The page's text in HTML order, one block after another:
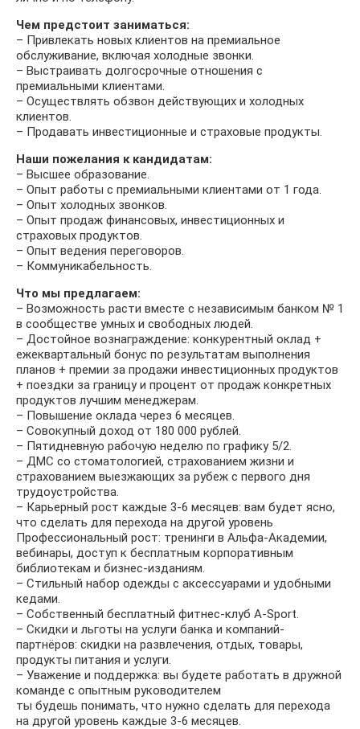
Чем предстоит заниматься:
– Привлекать новых клиентов на премиальное
обслуживание, включая холодные звонки.
– Выстраивать долгосрочные отношения с
премиальными клиентами.
– Осуществлять обзвон действующих и холодных
клиентов.
– Продавать инвестиционные и страховые продукты.
Наши пожелания к кандидатам:
– Высшее образование.
– Опыт работы с премиальными клиентами от 1 года.
– Опыт холодных звонков.
– Опыт продаж финансовых, инвестиционных и
страховых продуктов.
– Опыт ведения переговоров.
– Коммуникабельность.
Что мы предлагаем:
– Возможность расти вместе с независимым банком № 1
в сообществе умных и свободных людей.
– Достойное вознаграждение: конкурентный оклад +
ежеквартальный бонус по результатам выполнения
планов + премии за продажи инвестиционных продуктов
+ поездки за границу и процент от продаж конкретных
продуктов лучшим менеджерам.
– Повышение оклада через 6 месяцев.
– Совокупный доход от 180 000 рублей.
– Пятидневную рабочую неделю по графику 5/2.
– ДМС со стоматологией, страхованием жизни и
страхованием выезжающих за рубеж с первого дня
трудоустройства.
– Карьерный рост каждые 3-6 месяцев: вам будет ясно,
что сделать для перехода на другой уровень
Профессиональный рост: тренинги в Альфа-Академии,
вебинары, доступ к бесплатным корпоративным
библиотекам и бизнес-изданиям.
– Стильный набор одежды с аксессуарами и удобными
кедами.
– Собственный бесплатный фитнес-клуб A-Sport.
– Скидки и льготы на услуги банка и компаний-
партнёров: скидки на развлечения, отдых, товары,
продукты питания и услуги.
– Уважение и поддержка: вы будете работать в дружной
команде с опытным руководителем
ты будешь понимать, что нужно сделать для перехода
на другой уровень каждые 3-6 месяцев.